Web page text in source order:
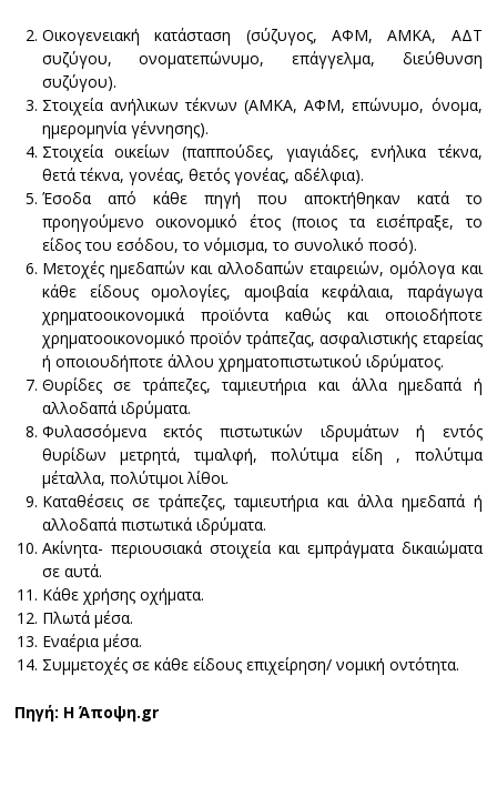
Οικογενειακή κατάσταση (σύζυγος, ΑΦΜ, ΑΜΚΑ, ΑΔΤ
συζύγου, ονοματεπώνυμο, επάγγελμα, διεύθυνση
συζύγου).
Στοιχεία ανήλικων τέκνων (ΑΜΚΑ, ΑΦΜ, επώνυμο, όνομα,
ημερομηνία γέννησης).
Στοιχεία οικείων (παππούδες, γιαγιάδες, ενήλικα τέκνα,
θετά τέκνα, γονέας, θετός γονέας, αδέλφια).
Έσοδα από κάθε πηγή που αποκτήθηκαν κατά το
προηγούμενο οικονομικό έτος (ποιος τα εισέπραξε, το
είδος του εσόδου, το νόμισμα, το συνολικό ποσό).
Μετοχές ημεδαπών και αλλοδαπών εταιρειών, ομόλογα και
κάθε είδους ομολογίες, αμοιβαία κεφάλαια, παράγωγα
χρηματοοικονομικά προϊόντα καθώς και οποιοδήποτε
χρηματοοικονομικό προϊόν τράπεζας, ασφαλιστικής εταρείας
ή οποιουδήποτε άλλου χρηματοπιστωτικού ιδρύματος.
Θυρίδες σε τράπεζες, ταμιευτήρια και άλλα ημεδαπά ή
αλλοδαπά ιδρύματα.
Φυλασσόμενα εκτός πιστωτικών ιδρυμάτων ή εντός
θυρίδων μετρητά, τιμαλφή, πολύτιμα είδη , πολύτιμα
μέταλλα, πολύτιμοι λίθοι.
Καταθέσεις σε τράπεζες, ταμιευτήρια και άλλα ημεδαπά ή
αλλοδαπά πιστωτικά ιδρύματα.
Ακίνητα- περιουσιακά στοιχεία και εμπράγματα δικαιώματα
σε αυτά.
Κάθε χρήσης οχήματα.
Πλωτά μέσα.
Εναέρια μέσα.
Συμμετοχές σε κάθε είδους επιχείρηση/ νομική οντότητα.
Πηγή: ΗΆποψη.gr